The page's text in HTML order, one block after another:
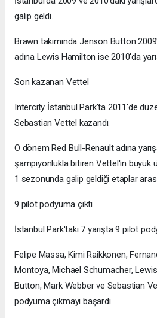
galip geldi.
Brawn takımında Jenson Button
adına Lewis Hamilton ise 2010'da
Son kazanan Vettel
Intercity İstanbul Park'ta 2011'de
Sebastian Vettel kazandı.
O dönem Red Bull-Renault adına
şampiyonlukla bitiren Vettel'in büyük
1 sezonunda galip geldiği etaplar
9 pilot podyuma çıktı
İstanbul Park'taki 7 yarışta 9 pilot
Felipe Massa, Kimi Raikkonen,
Montoya, Michael Schumacher,
Button, Mark Webber ve Sebastian
podyuma çıkmayı başardı.